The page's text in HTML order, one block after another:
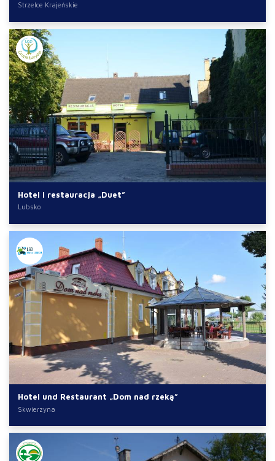
Strzelce Krajeńskie
Hotel i restauracja „Duet”
Lubsko
Hotel und Restaurant „Dom nad rzeką”
Skwierzyna